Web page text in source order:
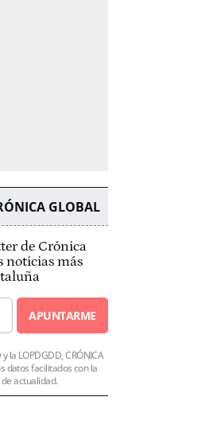
GLOBAL
de Crónica
noticias más
APUNTARME
la LOPDGDD, CRÓNICA
datos facilitados con la
actualidad.